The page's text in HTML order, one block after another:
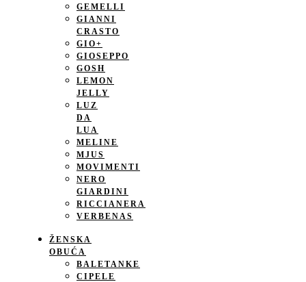
GEMELLI
GIANNI
CRASTO
GIO+
GIOSEPPO
GOSH
LEMON
JELLY
LUZ
DA
LUA
MELINE
MJUS
MOVIMENTI
NERO
GIARDINI
RICCIANERA
VERBENAS
ŽENSKA
OBUĆA
BALETANKE
CIPELE